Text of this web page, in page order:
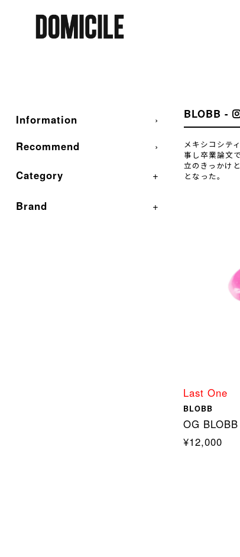
BLOBB -
メキシコシテ
事し卒業論文
立のきっかけ
となった。
Last One
BLOBB
OG
¥12,000
Information
›
Recommend
›
Category +
Brand +